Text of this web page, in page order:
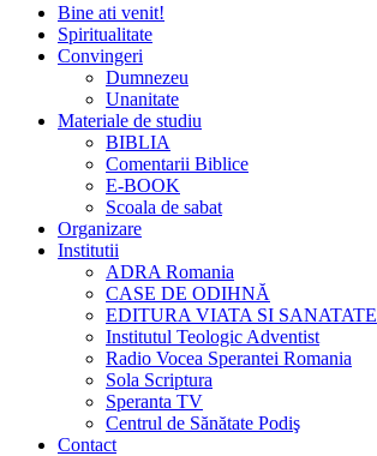
Bine ati venit!
Spiritualitate
Convingeri
Dumnezeu
Unanitate
Materiale de studiu
BIBLIA
Comentarii Biblice
E-BOOK
Scoala de sabat
Organizare
Institutii
ADRA Romania
CASE DE ODIHNĂ
EDITURA VIATA SI SANATATE
Institutul Teologic Adventist
Radio Vocea Sperantei Romania
Sola Scriptura
Speranta TV
Centrul de Sănătate Podiş
Contact